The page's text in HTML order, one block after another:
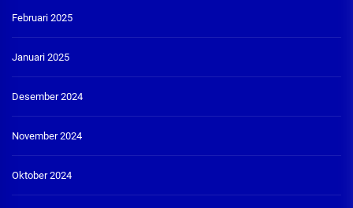
Februari 2025
Januari 2025
Desember 2024
November 2024
Oktober 2024